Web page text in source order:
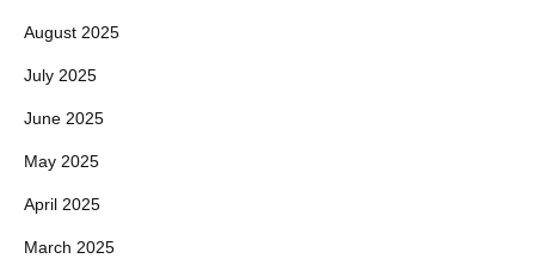
August 2025
July 2025
June 2025
May 2025
April 2025
March 2025